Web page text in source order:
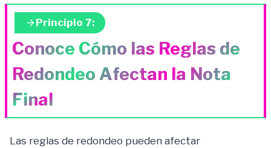
Principio 7:
Conoce Cómo las Reglas de
Redondeo Afectan la Nota
Final
Las reglas de redondeo pueden afectar